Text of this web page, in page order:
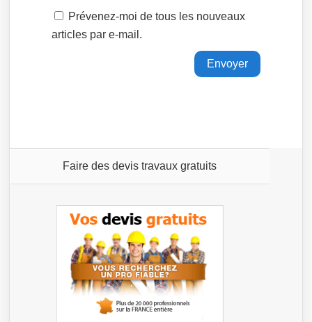
Prévenez-moi de tous les nouveaux
articles par e-mail.
Faire des devis travaux gratuits